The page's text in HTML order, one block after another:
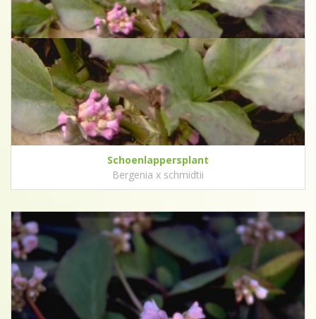
Schoenlappersplant
Bergenia x schmidtii